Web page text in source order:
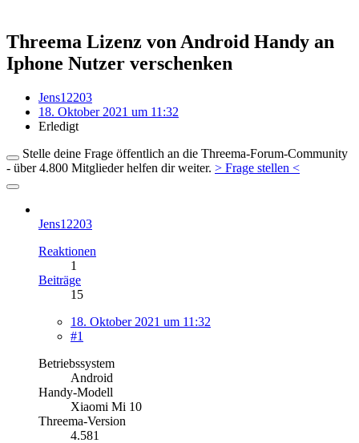
Threema Lizenz von Android Handy an
Iphone Nutzer verschenken
Jens12203
18. Oktober 2021 um 11:32
Erledigt
Stelle deine Frage öffentlich an die Threema-Forum-Community
- über 4.800 Mitglieder helfen dir weiter. > Frage stellen <
Jens12203
Reaktionen
1
Beiträge
15
18. Oktober 2021 um 11:32
#1
Betriebssystem
Android
Handy-Modell
Xiaomi Mi 10
Threema-Version
4.581